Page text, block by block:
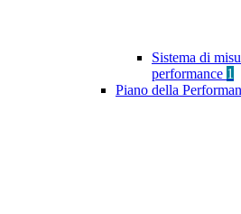
Sistema di
performance 1
Piano della